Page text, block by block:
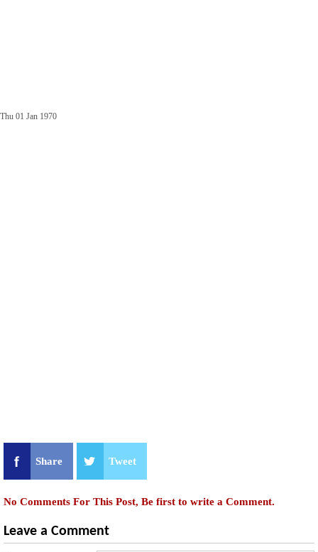
Thu 01 Jan 1970
Share Tweet
No Comments For This Post, Be first to write a Comment.
Leave a Comment